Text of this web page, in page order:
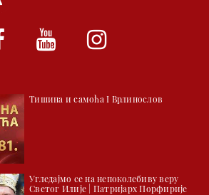
на сваки пун сат
Тишина и самоћа I Врлинослов
Угледајмо се на непоколебиву веру
Светог Илије | Патријарх Порфирије